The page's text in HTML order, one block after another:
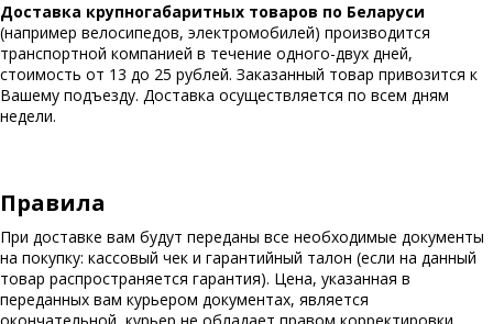
Доставка крупногабаритных товаров по Беларуси
(например велосипедов, электромобилей) производится
транспортной компанией в течение одного-двух дней,
стоимость от 13 до 25 рублей. Заказанный товар привозится к
Вашему подъезду. Доставка осуществляется по всем дням
недели.
Правила
При доставке вам будут переданы все необходимые документы
на покупку: кассовый чек и гарантийный талон (если на данный
товар распространяется гарантия). Цена, указанная в
переданных вам курьером документах, является